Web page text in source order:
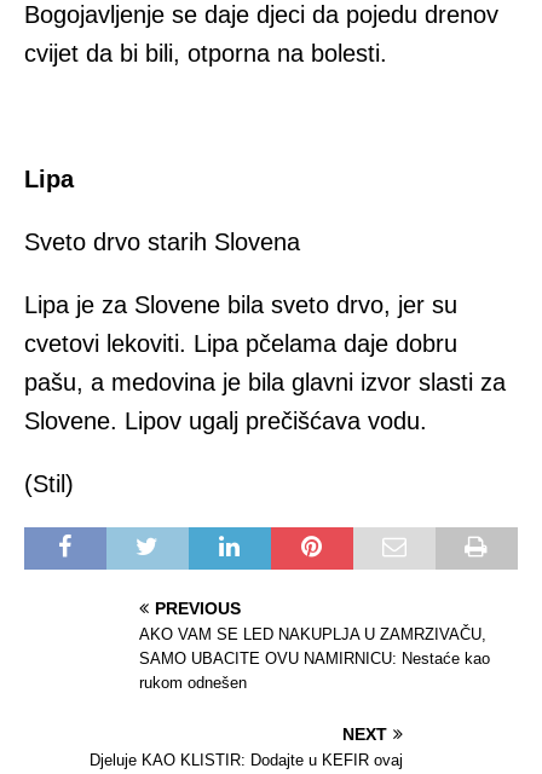
Bogojavljenje se daje djeci da pojedu drenov
cvijet da bi bili, otporna na bolesti.
Lipa
Sveto drvo starih Slovena
Lipa je za Slovene bila sveto drvo, jer su
cvetovi lekoviti. Lipa pčelama daje dobru
pašu, a medovina je bila glavni izvor slasti za
Slovene. Lipov ugalj prečišćava vodu.
(Stil)
PREVIOUS
AKO VAM SE LED NAKUPLJA U ZAMRZIVAČU,
SAMO UBACITE OVU NAMIRNICU: Nestaće kao
rukom odnešen
NEXT
Djeluje KAO KLISTIR: Dodajte u KEFIR ovaj